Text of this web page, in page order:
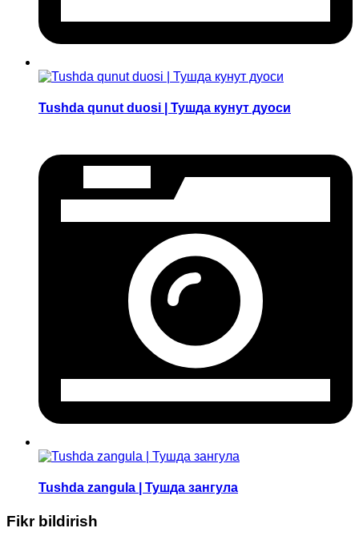
Tushda qunut duosi | Тушда кунут дуоси
Tushda zangula | Тушда зангула
Fikr bildirish